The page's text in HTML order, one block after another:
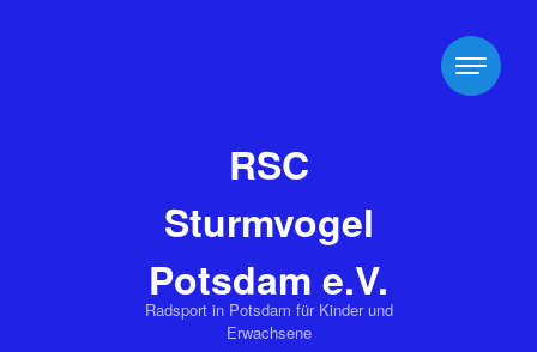
RSC
Sturmvogel
Potsdam e.V.
Radsport in Potsdam für Kinder und
Erwachsene